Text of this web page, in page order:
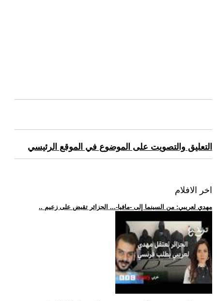
التعليق والتصويت على الموضوع في الموقع الرئيسي
اخر الافلام
.. مهدي لعريبي: من السينما إلى -مافيا-... الجزائر تقبض على زعيم